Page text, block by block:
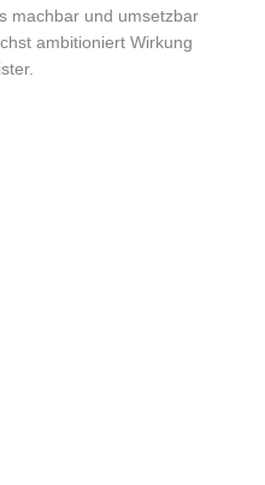
machbar und umsetzbar
ambitioniert Wirkung